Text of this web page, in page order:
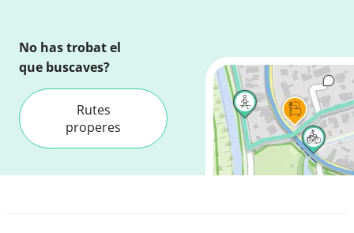
No has trobat el
que buscaves?
Rutes
properes